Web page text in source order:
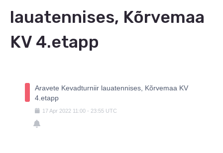
lauatennises, Kõrvemaa
KV 4.etapp
Aravete Kevadturniir lauatennises, Kõrvemaa KV
4.etapp
17Apr 2022 11:00 - 23:55 UTC